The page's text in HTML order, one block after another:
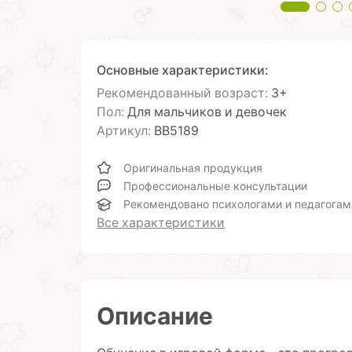
Основные характеристики:
Рекомендованный возраст: 3+
Пол: Для мальчиков и девочек
Артикул: ВВ5189
Оригинальная продукция
Профессиональные консультации
Рекомендовано психологами и
Все характеристики
Описание